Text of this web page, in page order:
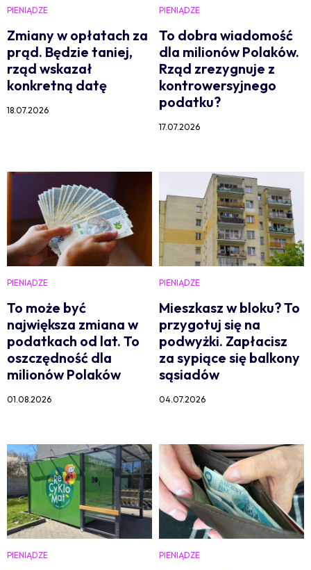
PIENIĄDZE
Zmiany w opłatach za
prąd. Będzie taniej,
rząd wskazał
konkretną datę
18.07.2026
PIENIĄDZE
To dobra wiadomość
dla milionów Polaków.
Rząd zrezygnuje z
kontrowersyjnego
podatku?
17.07.2026
PIENIĄDZE
To może być
największa zmiana w
podatkach od lat. To
oszczędność dla
milionów Polaków
01.08.2026
PIENIĄDZE
Mieszkasz w bloku? To
przygotuj się na
podwyżki. Zapłacisz
za sypiące się balkony
sąsiadów
04.07.2026
PIENIĄDZE PIENIĄDZE